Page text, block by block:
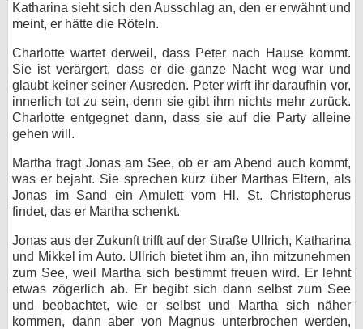
Katharina sieht sich den Ausschlag an, den er erwähnt und
meint, er hätte die Röteln.
Charlotte wartet derweil, dass Peter nach Hause kommt.
Sie ist verärgert, dass er die ganze Nacht weg war und
glaubt keiner seiner Ausreden. Peter wirft ihr daraufhin vor,
innerlich tot zu sein, denn sie gibt ihm nichts mehr zurück.
Charlotte entgegnet dann, dass sie auf die Party alleine
gehen will.
Martha fragt Jonas am See, ob er am Abend auch kommt,
was er bejaht. Sie sprechen kurz über Marthas Eltern, als
Jonas im Sand ein Amulett vom Hl. St. Christopherus
findet, das er Martha schenkt.
Jonas aus der Zukunft trifft auf der Straße Ullrich, Katharina
und Mikkel im Auto. Ullrich bietet ihm an, ihn mitzunehmen
zum See, weil Martha sich bestimmt freuen wird. Er lehnt
etwas zögerlich ab. Er begibt sich dann selbst zum See
und beobachtet, wie er selbst und Martha sich näher
kommen, dann aber von Magnus unterbrochen werden,
Impressum
myFanbase